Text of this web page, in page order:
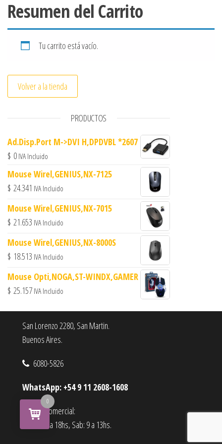
Resumen del Carrito
Tu carrito está vacío.
Volver a la tienda
PRODUCTOS
Ad.Disp.Port M->DVI H,DPDVBL *2607
$ 0 IVA Incluido
Mouse Wirel,GENIUS,NX-7125
$ 24.341 IVA Incluido
Mouse Wirel,GENIUS,NX-7015
$ 21.653 IVA Incluido
Mouse Wirel,GENIUS,NX-8000S
$ 18.513 IVA Incluido
Mouse Opti,NOGA,ST-WINDX,GAMER
$ 25.157 IVA Incluido
San Lorenzo 2280, San Martin.
Buenos Aires.
6080-5826
WhatsApp: +54 9 11 2608-1608
Horario comercial:
Lu a Vi : 9 a 18hs, Sab: 9 a 13hs.
0